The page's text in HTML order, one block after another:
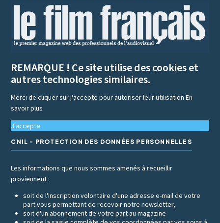
REMARQUE ! Ce site utilise des cookies et
autres technologies similaires.
Merci de cliquer sur j'accepte pour autoriser leur utilisationEn
savoir plus
J'accepte
CNIL - PROTECTION DES DONNÉES PERSONNELLES
Les informations que nous sommes amenés à recueillir
proviennent :
soit de l'inscription volontaire d'une adresse e-mail de votre
part vous permettant de recevoir notre newsletter,
soit d'un abonnement de votre part au magazine